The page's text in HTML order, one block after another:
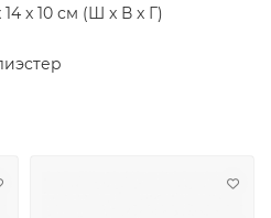
x 10 см (Ш x В x Г)